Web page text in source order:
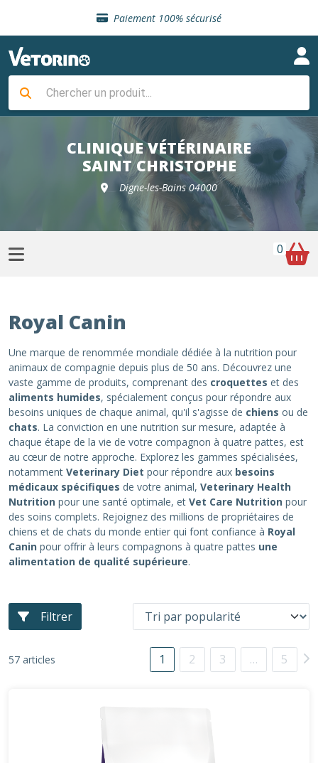
Paiement 100% sécurisé
Livraison gratuite en clinique vétérinaire
Sélection de croquettes vétérinaire
Livraison gratuite en clinique vétérinaire
Retour gratuit en clinique
Sélection de croquettes vétérinaire
CLINIQUE VÉTÉRINAIRE
SAINT CHRISTOPHE
Digne-les-Bains 04000
0
Royal Canin
Une marque de renommée mondiale dédiée à la nutrition pour
animaux de compagnie depuis plus de 50 ans. Découvrez une
vaste gamme de produits, comprenant des croquettes et des
aliments humides, spécialement conçus pour répondre aux
besoins uniques de chaque animal, qu'il s'agisse de chiens ou de
chats. La conviction en une nutrition sur mesure, adaptée à
chaque étape de la vie de votre compagnon à quatre pattes, est
au cœur de notre approche. Explorez les gammes spécialisées,
notamment Veterinary Diet pour répondre aux besoins
médicaux spécifiques de votre animal, Veterinary Health
Nutrition pour une santé optimale, et Vet Care Nutrition pour
des soins complets. Rejoignez des millions de propriétaires de
chiens et de chats du monde entier qui font confiance à Royal
Canin pour offrir à leurs compagnons à quatre pattes une
alimentation de qualité supérieure.
Filtrer
57 articles 1 2 3 … 5